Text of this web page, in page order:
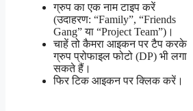
ग्रुप का एक नाम टाइप करें
(उदाहरण: “Family”, “Friends
Gang” या “Project Team”)।
चाहें तो कैमरा आइकन पर टैप करके
ग्रुप प्रोफाइल फोटो (DP) भी लगा
सकते हैं।
फिर टिक आइकन पर क्लिक करें।